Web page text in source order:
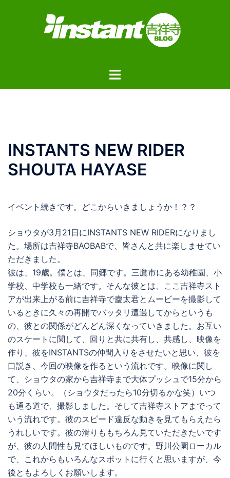
ト
ー
INSTANTS NEW RIDER
SHOUTA HAYASE
イベント続きです。どこからいきましょうか！？？
ショウタが3月21日にINSTANTS NEW RIDERになりまし
た。場所は吉祥寺BAOBABで、皆さんと共に楽しませてい
ただきました。
彼は、19歳。僕とは、同郷です。三鷹市にある幼稚園、小
学校、中学校も一緒です。そんな彼とは、ここ吉祥寺スト
アが出来上がる前に吉祥寺で慶太君とムービーを撮影して
いるときに久々の再開でバッタリ遭遇してからというも
の、彼との関係がどんどん深くなっていきました。お互い
のスケートに関して、回りと共に共有し、共感し、映像を
作り、彼をINSTANTSの仲間入りをさせたいと思い、彼を
口説き、今回の映像を作るという流れです。映像に関し
て、ショウタの家から吉祥寺まで大体プッシュで15分から
20分くらい。（ショウタだったら10分切るかな笑）いつ
も通る道で、撮影しました。そして吉祥寺ストアまでって
いう流れです。彼のスピード違反な動きを見てもらえたら
うれしいです。彼の滑りももちろん見ていただきたいです
が、彼の人間性も見てほしいものです。野川公園ローカル
で、これからもいろんなスポットに行くと思いますが、今
後ともよろしくお願いします。